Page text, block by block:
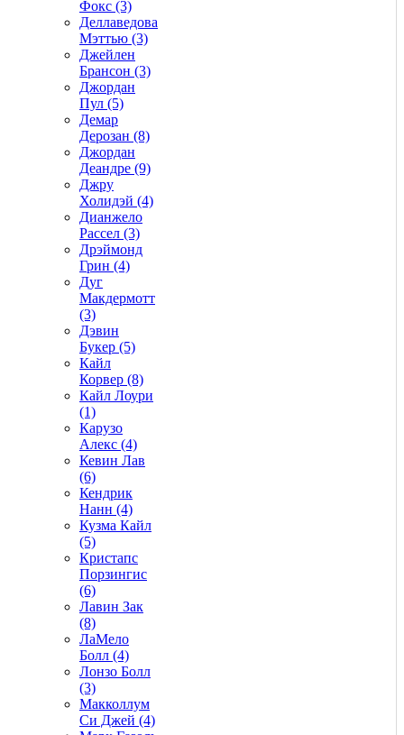
Фокс (3)
Деллаведова
Мэттью (3)
Джейлен
Брансон (3)
Джордан
Пул (5)
Демар
Дерозан (8)
Джордан
Деандре (9)
Джру
Холидэй (4)
Дианжело
Рассел (3)
Дрэймонд
Грин (4)
Дуг
Макдермотт
(3)
Дэвин
Букер (5)
Кайл
Корвер (8)
Кайл Лоури
(1)
Карузо
Алекс (4)
Кевин Лав
(6)
Кендрик
Нанн (4)
Кузма Кайл
(5)
Кристапс
Порзингис
(6)
Лавин Зак
(8)
ЛаМело
Болл (4)
Лонзо Болл
(3)
Макколлум
Си Джей (4)